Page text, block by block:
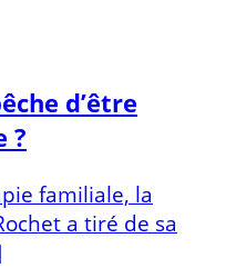
d’être
?
familiale, la
a tiré de sa